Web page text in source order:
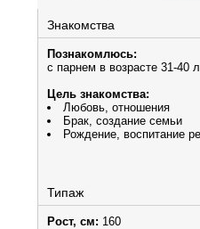
Знакомства
Познакомлюсь:
с парнем в возрасте 31-40
Цель знакомства:
Любовь, отношения
Брак, создание семьи
Рождение, воспитание
Типаж
Рост, см: 160